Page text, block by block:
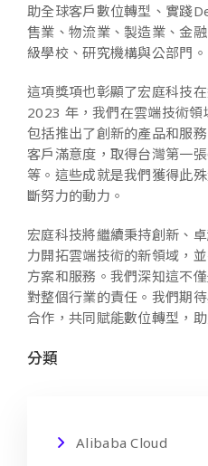
助全球客戶數位轉型、實踐
售業、物流業、製造業、金
級學校、研究機構與公部門。
這項獎項也彰顯了宏庭科技
2023 年，我們在雲端技術領
包括推出了創新的產品和服
客戶滿意度，取得台灣第一
等。這些成就是我們獲得此
斷努力的動力。
宏庭科技將繼續秉持創新、
力開拓雲端技術的新領域，
方案和服務。我們深知這不
對整個行業的責任。我們期
合作，共同賦能數位轉型，
分類
Alibaba Cloud